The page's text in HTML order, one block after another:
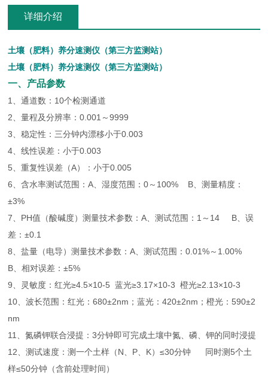
详细介绍
土壤（肥料）养分速测仪（第三方监测站）
土壤（肥料）养分速测仪（第三方监测站）
一、产品参数
1、通道数：10个检测通道
2、量程及分辨率：0.001～9999
3、稳定性：三分钟内漂移小于0.003
4、线性误差：小于0.003
5、重复性误差（A）：小于0.005
6、含水率测试范围：A、湿度范围：0～100% B、测量精度：
±3%
7、PH值（酸碱度）测量技术参数：A、测试范围：1～14 B、误
差：±0.1
8、盐量（电导）测量技术参数：A、测试范围：0.01%～1.00%
B、相对误差：±5%
9、灵敏度：红光≥4.5×10-5 蓝光≥3.17×10-3 橙光≥2.13×10-3
10、波长范围：红光：680±2nm；蓝光：420±2nm；橙光：590±2
nm
11、氮磷钾联合浸提：3分钟即可完成土壤中氮、磷、钾的同时浸提
12、测试速度：测一个土样（N、P、K）≤30分钟 同时测5个土
样≤50分钟（含前处理时间）